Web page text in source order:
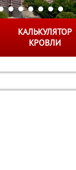
КАЛЬКУЛЯТОР
КРОВЛИ